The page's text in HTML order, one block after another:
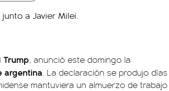
Trump, anunció este domingo la
argentina. La declaración se produjo días
mantuviera un almuerzo de trabajo